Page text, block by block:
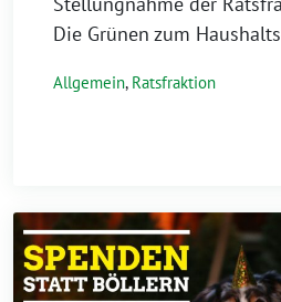
Die Grünen zum
Allgemein, Ratsfraktion